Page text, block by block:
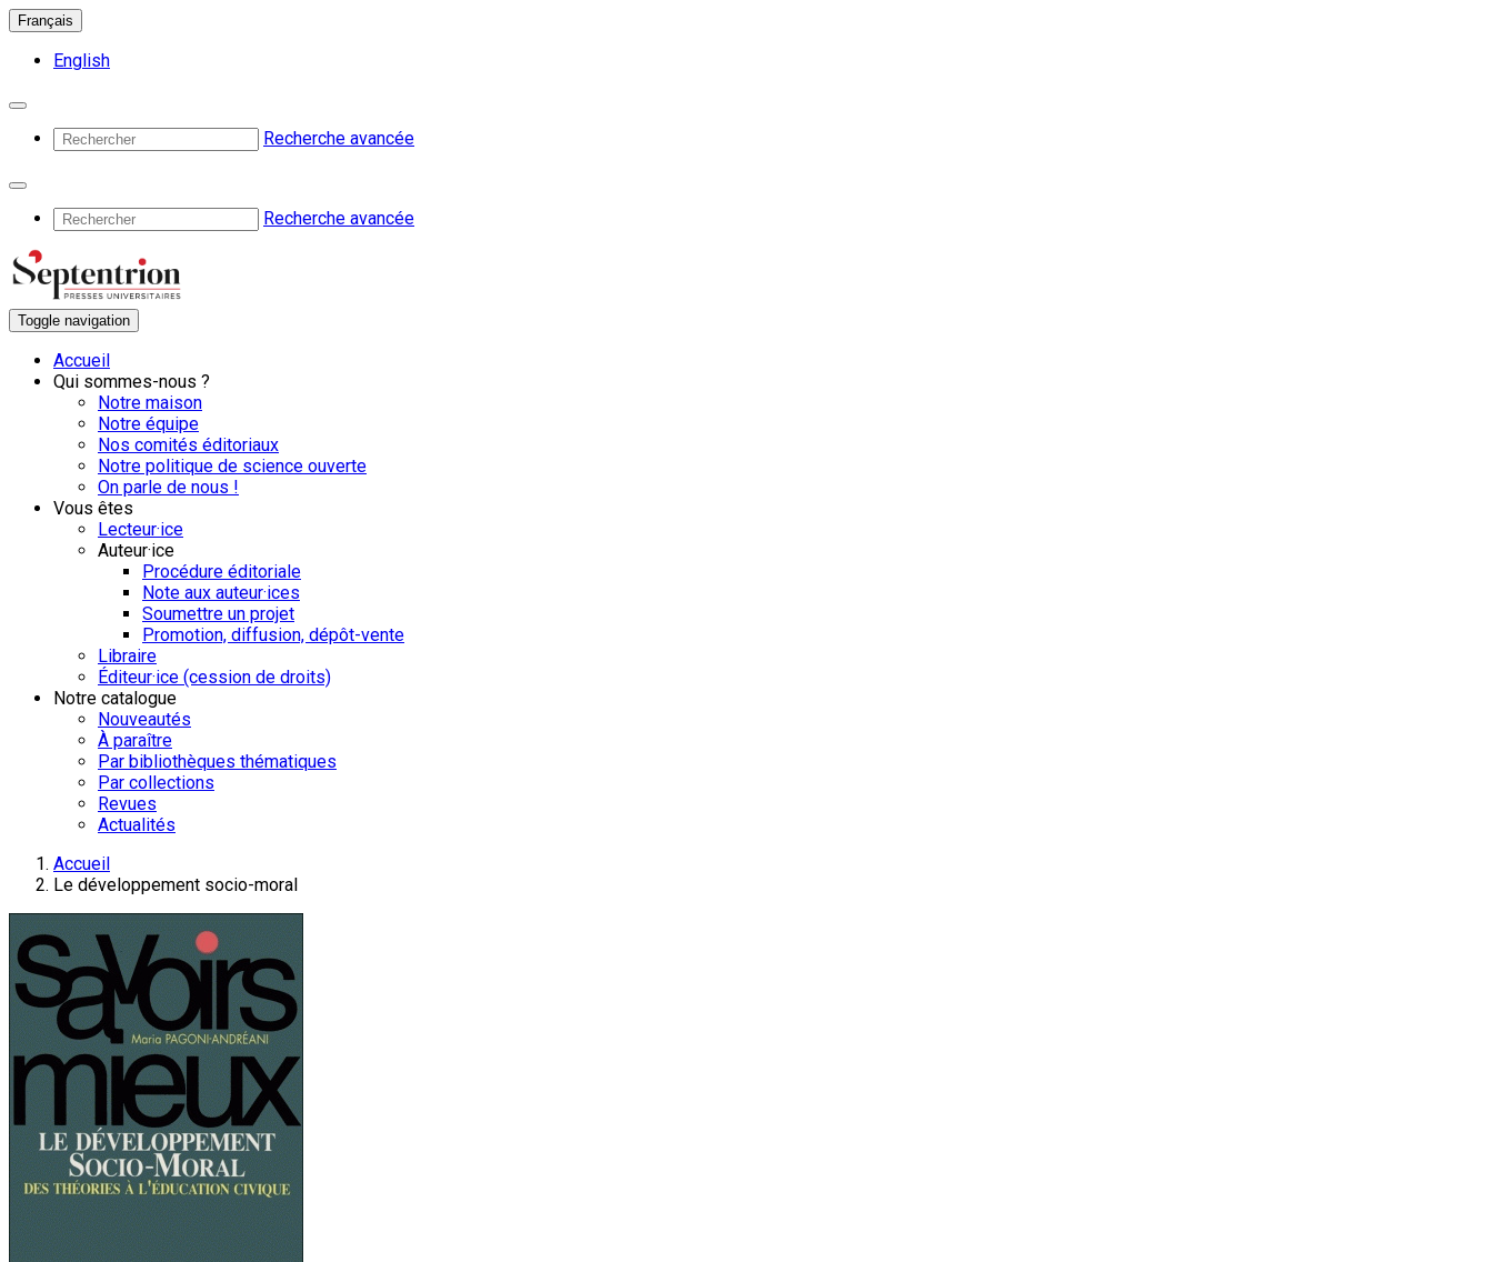
Français
English
Recherche avancée
Recherche avancée
Toggle navigation
Accueil
Qui sommes-nous ?
Notre maison
Notre équipe
Nos comités éditoriaux
Notre politique de science ouverte
On parle de nous !
Vous êtes
Lecteur·ice
Auteur·ice
Procédure éditoriale
Note aux auteur·ices
Soumettre un projet
Promotion, diffusion, dépôt-vente
Libraire
Éditeur·ice (cession de droits)
Notre catalogue
Nouveautés
À paraître
Par bibliothèques thématiques
Par collections
Revues
Actualités
Accueil
Le développement socio-moral